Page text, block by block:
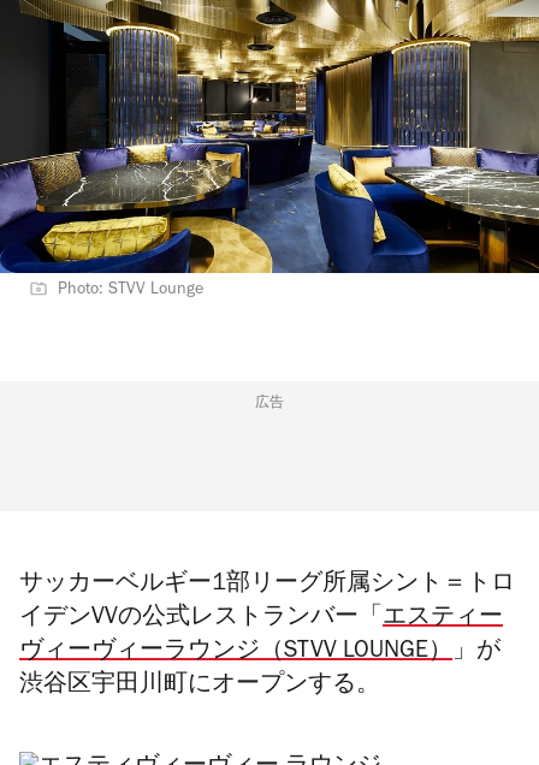
Photo: STVV Lounge
広告
サッカーベルギー1部リーグ所属シント＝トロ
イデンVVの公式レストランバー「 エスティー
ヴィーヴィーラウンジ（STVV LOUNGE）」が
渋谷区宇田川町にオープンする。